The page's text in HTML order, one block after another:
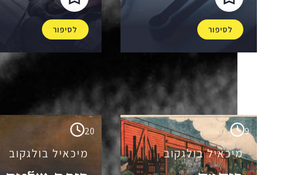
לסיפור לסיפור
9
מיכאיל בולגקוב
20
מיכאיל בולגקוב